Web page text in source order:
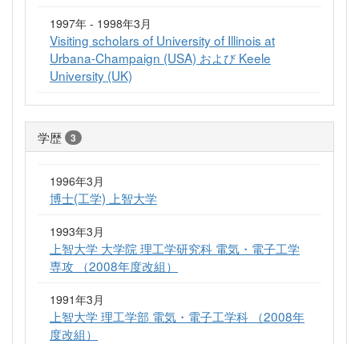
1997年 - 1998年3月
Visiting scholars of University of Illinois at
Urbana-Champaign (USA) および Keele
University (UK)
学歴 3
1996年3月
博士(工学) 上智大学
1993年3月
上智大学 大学院 理工学研究科 電気・電子工学
専攻 （2008年度改組）
1991年3月
上智大学 理工学部 電気・電子工学科 （2008年
度改組）